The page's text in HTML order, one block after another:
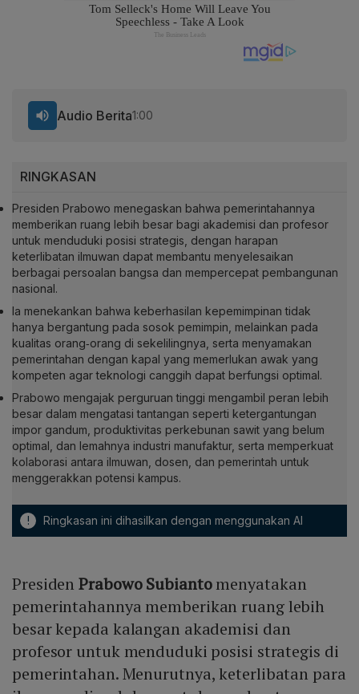
RINGKASAN
Presiden Prabowo menegaskan bahwa pemerintahannya
memberikan ruang lebih besar bagi akademisi dan profesor
untuk menduduki posisi strategis, dengan harapan
keterlibatan ilmuwan dapat membantu menyelesaikan
berbagai persoalan bangsa dan mempercepat pembangunan
nasional.
Ia menekankan bahwa keberhasilan kepemimpinan tidak
hanya bergantung pada sosok pemimpin, melainkan pada
kualitas orang‑orang di sekelilingnya, serta menyamakan
pemerintahan dengan kapal yang memerlukan awak yang
kompeten agar teknologi canggih dapat berfungsi optimal.
Prabowo mengajak perguruan tinggi mengambil peran lebih
besar dalam mengatasi tantangan seperti ketergantungan
impor gandum, produktivitas perkebunan sawit yang belum
optimal, dan lemahnya industri manufaktur, serta memperkuat
kolaborasi antara ilmuwan, dosen, dan pemerintah untuk
menggerakkan potensi kampus.
! Ringkasan ini dihasilkan dengan menggunakan AI
Audio Berita1:00
PresidenPrabowo Subiantomenyatakan
pemerintahannya memberikan ruang lebih
besar kepada kalangan akademisi dan
profesor untuk menduduki posisi strategis di
pemerintahan. Menurutnya, keterlibatan para